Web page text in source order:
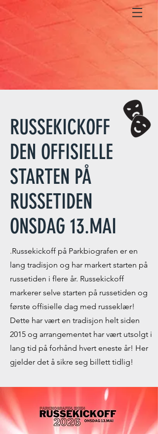
RUSSEKICKOFF
DEN OFFISIELLE
STARTEN PÅ
RUSSETIDEN
ONSDAG 13.MAI
.Russekickoff på Parkbiografen er en
lang tradisjon og har markert starten på
russetiden i flere år. Russekickoff
markerer selve starten på russetiden og
første offisielle dag med russeklær!
Dette har vært en tradisjon helt siden
2015 og arrangementet har vært utsolgt i
lang tid på forhånd hvert eneste år! Her
gjelder det å sikre seg billett tidlig!